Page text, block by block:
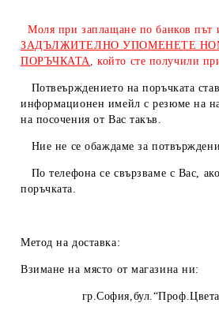
Моля при заплащане по банков път
ЗАДЪЛЖИТЕЛНО УПОМЕНЕТЕ
ПОРЪЧКАТА, който сте получили
Потвеърждението на поръчката
информационен имейл с резюме на
на посочения от Вас такъв.
Ние не се обаждаме за
По телефона се свързваме с Вас,
поръчката.
Метод на доставка:
Взимане на място от магазина ни: